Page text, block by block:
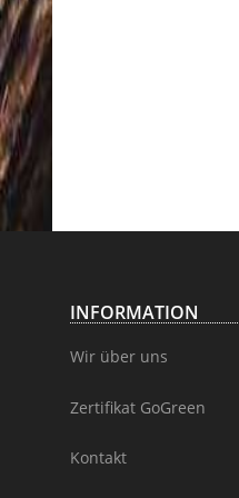
INFORMATION
Wir über uns
Zertifikat GoGreen
Kontakt